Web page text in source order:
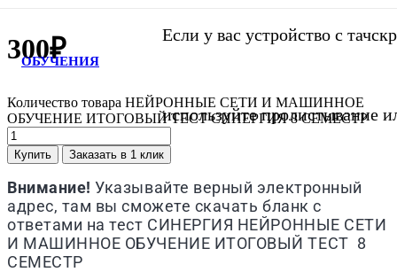
ОБУЧЕНИЯ
Если у вас устройство с
используйте пролистывание
300₽
Количество товара НЕЙРОННЫЕ СЕТИ И МАШИННОЕ
ОБУЧЕНИЕ ИТОГОВЫЙ ТЕСТ СИНЕРГИЯ 8 СЕМЕСТР
Купить Заказать в 1 клик
Внимание! Указывайте верный электронный
адрес, там вы сможете скачать бланк с
ответами на тест СИНЕРГИЯ НЕЙРОННЫЕ СЕТИ
И МАШИННОЕ ОБУЧЕНИЕ ИТОГОВЫЙ ТЕСТ 8
СЕМЕСТР